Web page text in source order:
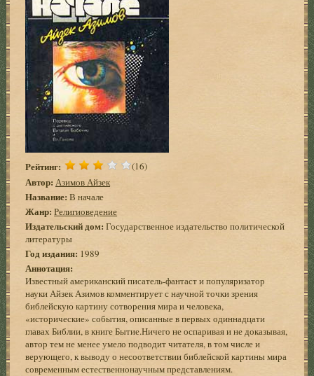
Рейтинг: (16)
Автор: Азимов Айзек
Название: В начале
Жанр: Религиоведение
Издательский дом: Государственное издательство политической
литературы
Год издания: 1989
Аннотация:
Известный американский писатель-фантаст и популяризатор
науки Айзек Азимов комментирует с научной точки зрения
библейскую картину сотворения мира и человека,
«исторические» события, описанные в первых одиннадцати
главах Библии, в книге Бытие.Ничего не оспаривая и не доказывая,
автор тем не менее умело подводит читателя, в том числе и
верующего, к выводу о несоответствии библейской картины мира
современным естественнонаучным представлениям.